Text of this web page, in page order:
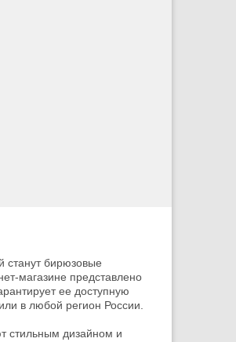
станут бирюзовые
магазине представлено
ее доступную
в любой регион России.
стильным дизайном и